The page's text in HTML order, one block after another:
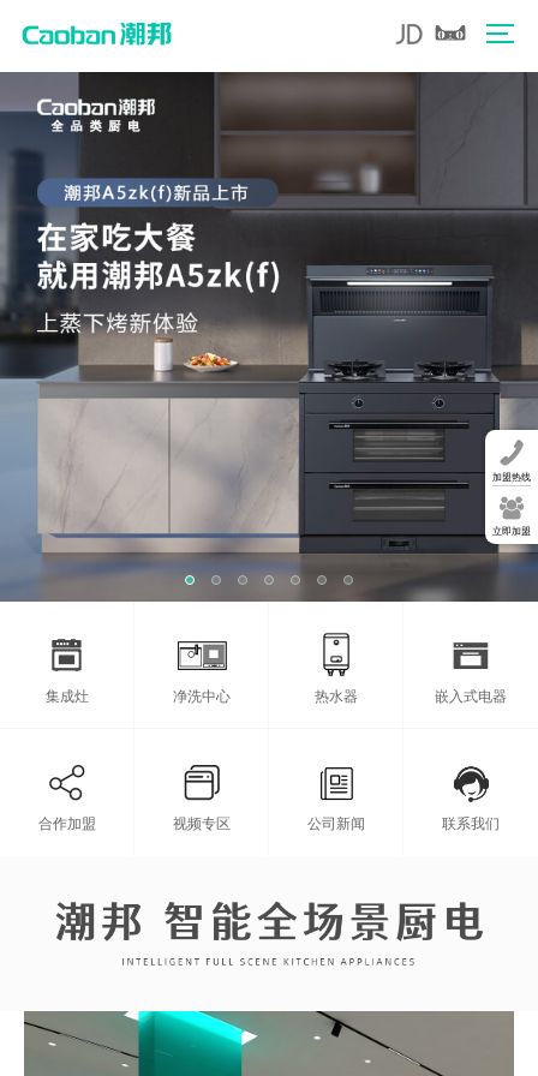
集成灶 净洗中心 热水器 嵌入式电器
合作加盟 视频专区 公司新闻 联系我们
加盟热线
立即加盟